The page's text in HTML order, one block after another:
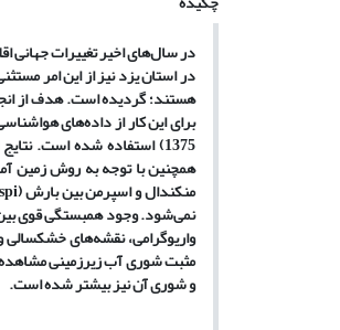
در سالهای اخیر تغییرات
در استان یزد نیز از این امر
هستند؛ گردیده است.هدف از
برای این کار از دادههای
1375
)استفاده شده است. نتایج
همچنین با توجه به روش زمین
منکندال و اسپرمن بین بارش(
spi
نمیشود. وجود همبستگی قوی بین
واریوگرامی، نقشههای خشکسالی
مثبت شوری آب زیرزمینی
و شوری آن نیز بیشتر شده است.